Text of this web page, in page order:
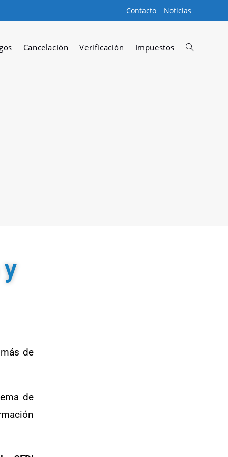
Contacto Noticias
Cancelación Verificación Impuestos
de
de